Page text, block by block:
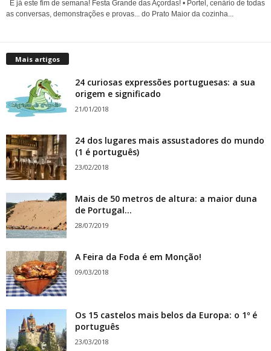
É já este fim de semana! Festa Grande das Açordas! • Portel, cenário de todas
as conversas, demonstrações e provas... do Prato Maior da cozinha...
Mais artigos
24 curiosas expressões portuguesas: a sua
origem e significado
21/01/2018
24 dos lugares mais assustadores do mundo
(1 é português)
23/02/2018
Mais de 50 metros de altura: a maior duna
de Portugal...
28/07/2019
A Feira da Foda é em Monção!
09/03/2018
Os 15 castelos mais belos da Europa: o 1º é
português
23/03/2018